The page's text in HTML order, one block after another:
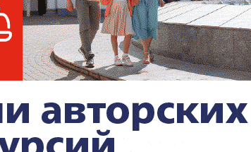
Роберт Фицо на встрече в Кремле
Владимира Путина за традиционное
ходе переговоров словацкий премьер
делегации Словакии в Москве.Он
союзах и политических трендах —